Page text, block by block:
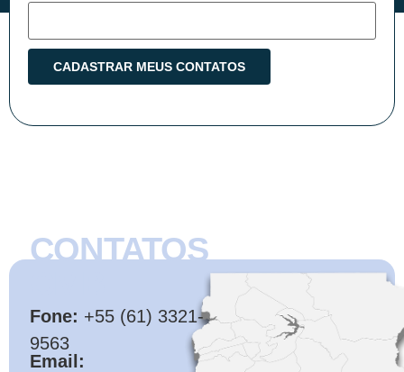
CONTATOS
Fone: +55 (61) 3321-
9563
Email: